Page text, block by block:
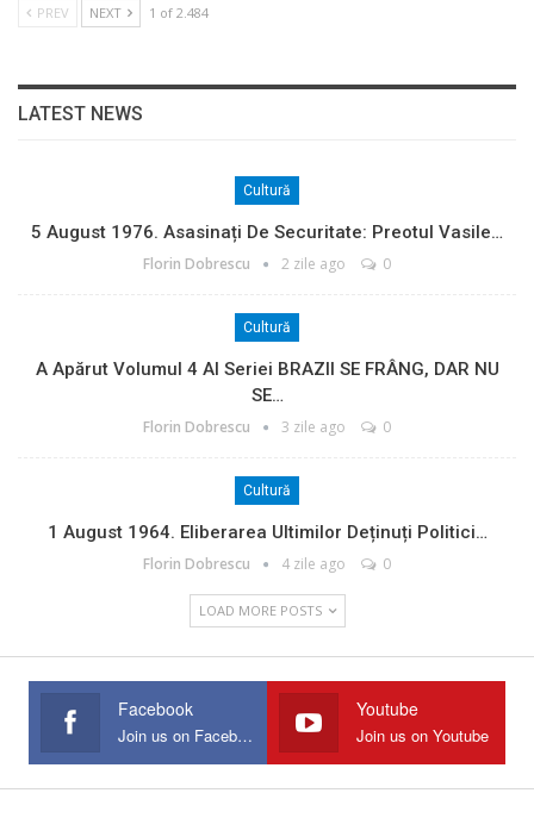
PREV NEXT 1 of 2.484
LATEST NEWS
Cultură
5 August 1976. Asasinați De Securitate: Preotul Vasile…
Florin Dobrescu 2 zile ago 0
Cultură
A Apărut Volumul 4 Al Seriei BRAZII SE FRÂNG, DAR NU
SE…
Florin Dobrescu 3 zile ago 0
Cultură
1 August 1964. Eliberarea Ultimilor Deținuți Politici…
Florin Dobrescu 4 zile ago 0
LOAD MORE POSTS
Facebook
Join us on Facebook
Youtube
Join us on Youtube